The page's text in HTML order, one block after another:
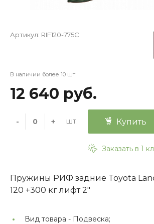
Артикул: RIF120-775C
В наличии более 10 шт
12 640 руб.
- + шт. Купить
Заказать в 1
Пружины РИФ задние Toyota
120 +300 кг лифт 2"
Вид товара - Подвеска;